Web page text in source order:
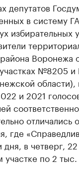
депутатов
в систему
Воронежа
№8205
и 2021
отличались
где
дня, в четверг,
по 2